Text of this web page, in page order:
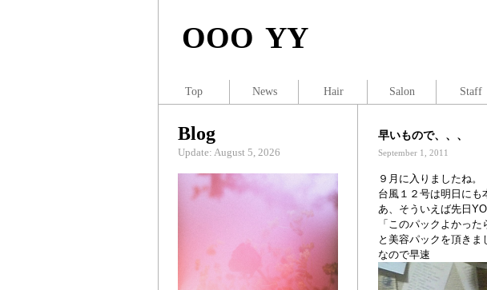
OOO YY
早いもので、、、
September 1, 2011
９月に入りましたね。
台風１２号は明日にも
あ、そういえば先日
「このパックよかった
と美容パックを頂きま
なので早速
Blog
Update: August 5, 2026
Top News Hair Salon Staff